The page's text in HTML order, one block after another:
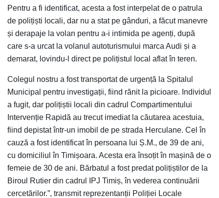
Pentru a fi identificat, acesta a fost interpelat de o patrula
de polițiști locali, dar nu a stat pe gânduri, a făcut manevre
și derapaje la volan pentru a-i intimida pe agenți, după
care s-a urcat la volanul autoturismului marca Audi și a
demarat, lovindu-l direct pe polițistul local aflat în teren.
Colegul nostru a fost transportat de urgență la Spitalul
Municipal pentru investigații, fiind rănit la picioare. Individul
a fugit, dar polițiștii locali din cadrul Compartimentului
Intervenție Rapidă au trecut imediat la căutarea acestuia,
fiind depistat într-un imobil de pe strada Herculane. Cel în
cauză a fost identificat în persoana lui Ș.M., de 39 de ani,
cu domiciliul în Timișoara. Acesta era însoțit în mașină de o
femeie de 30 de ani. Bărbatul a fost predat polițiștilor de la
Biroul Rutier din cadrul IPJ Timiș, în vederea continuării
cercetărilor.”, transmit reprezentanții Poliției Locale